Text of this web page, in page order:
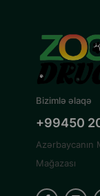
Bizimlə əlaqə
+99450
Mağazası